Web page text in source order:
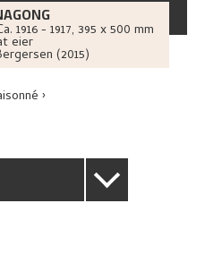
1916 - 1917, 395 x 500 mm
eier
(2015)